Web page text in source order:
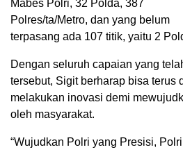
Mabes Polri, 32 Polda, 387
Polres/ta/Metro, dan yang belum
terpasang ada 107 titik, yaitu 2
Dengan seluruh capaian yang
tersebut, Sigit berharap bisa terus
melakukan inovasi demi
oleh masyarakat.
“Wujudkan Polri yang Presisi,